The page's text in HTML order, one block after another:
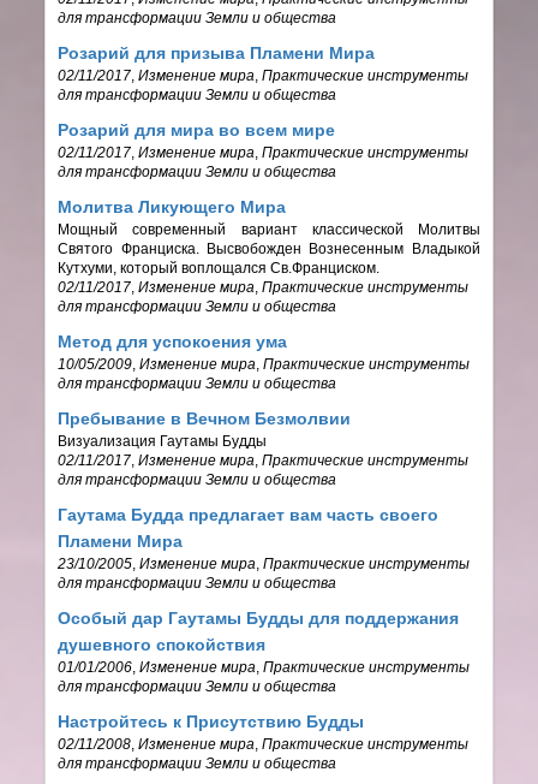
для трансформации Земли и общества
Розарий для призыва Пламени Мира
02/11/2017 ,Изменение мира ,Практические инструменты
для трансформации Земли и общества
Розарий для мира во всем мире
02/11/2017 ,Изменение мира ,Практические инструменты
для трансформации Земли и общества
Молитва Ликующего Мира
Мощный современный вариант классической Молитвы
Святого Франциска. Высвобожден Вознесенным Владыкой
Кутхуми, который воплощался Св.Франциском.
02/11/2017 ,Изменение мира ,Практические инструменты
для трансформации Земли и общества
Метод для успокоения ума
10/05/2009 ,Изменение мира ,Практические инструменты
для трансформации Земли и общества
Пребывание в Вечном Безмолвии
Визуализация Гаутамы Будды
02/11/2017 ,Изменение мира ,Практические инструменты
для трансформации Земли и общества
Гаутама Будда предлагает вам часть своего
Пламени Мира
23/10/2005 ,Изменение мира ,Практические инструменты
для трансформации Земли и общества
Особый дар Гаутамы Будды для поддержания
душевного спокойствия
01/01/2006 ,Изменение мира ,Практические инструменты
для трансформации Земли и общества
Настройтесь к Присутствию Будды
02/11/2008 ,Изменение мира ,Практические инструменты
для трансформации Земли и общества